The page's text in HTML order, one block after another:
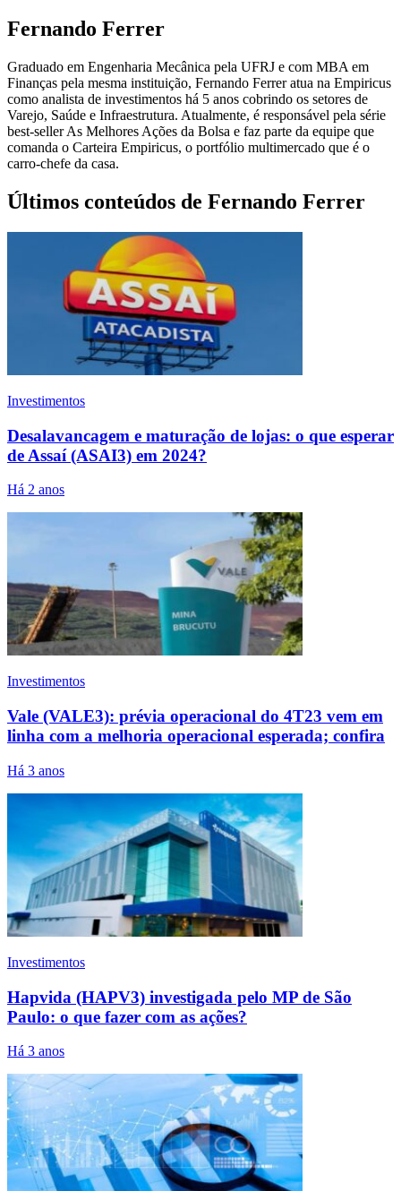
Fernando Ferrer
Graduado em Engenharia Mecânica pela UFRJ e com MBA em
Finanças pela mesma instituição, Fernando Ferrer atua na Empiricus
como analista de investimentos há 5 anos cobrindo os setores de
Varejo, Saúde e Infraestrutura. Atualmente, é responsável pela série
best-seller As Melhores Ações da Bolsa e faz parte da equipe que
comanda o Carteira Empiricus, o portfólio multimercado que é o
carro-chefe da casa.
Últimos conteúdos de Fernando Ferrer
Investimentos
Desalavancagem e maturação de lojas: o que esperar
de Assaí (ASAI3) em 2024?
Há 2 anos
Investimentos
Vale (VALE3): prévia operacional do 4T23 vem em
linha com a melhoria operacional esperada; confira
Há 3 anos
Investimentos
Hapvida (HAPV3) investigada pelo MP de São
Paulo: o que fazer com as ações?
Há 3 anos